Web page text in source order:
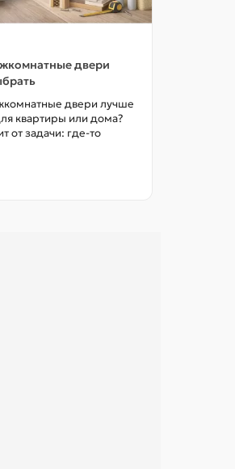
двери
двери лучше
квартиры или дома?
от задачи: где-то